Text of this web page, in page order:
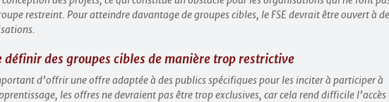
restreint. Pour atteindre davantage de groupes cibles, le FSE devrait être ouvert à de
définir des groupes cibles de manière trop restrictive
d’offrir une offre adaptée à des publics spécifiques pour les inciter à participer à
les offres ne devraient pas être trop exclusives, car cela rend difficile l’accès